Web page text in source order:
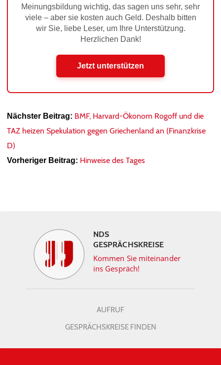
Meinungsbildung wichtig, das sagen uns sehr, sehr
viele – aber sie kosten auch Geld. Deshalb bitten
wir Sie, liebe Leser, um Ihre Unterstützung.
Herzlichen Dank!
Jetzt unterstützen
Nächster Beitrag: BMF, Harvard-Ökonom Rogoff und die
TAZ heizen Spekulation gegen Griechenland an (Finanzkrise
D)
Vorheriger Beitrag: Hinweise des Tages
NDS
GESPRÄCHSKREISE
Kommen Sie miteinander
ins Gespräch!
AUFRUF
GESPRÄCHSKREISE FINDEN